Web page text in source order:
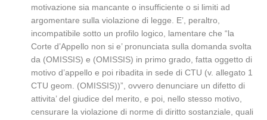
motivazione sia mancante o insufficiente o si limiti ad
argomentare sulla violazione di legge. E’, peraltro,
incompatibile sotto un profilo logico, lamentare che “la
Corte d’Appello non si e’ pronunciata sulla domanda svolta
da (OMISSIS) e (OMISSIS) in primo grado, fatta oggetto di
motivo d’appello e poi ribadita in sede di CTU (v. allegato 1
CTU geom. (OMISSIS))”, ovvero denunciare un difetto di
attivita’ del giudice del merito, e poi, nello stesso motivo,
censurare la violazione di norme di diritto sostanziale, quali